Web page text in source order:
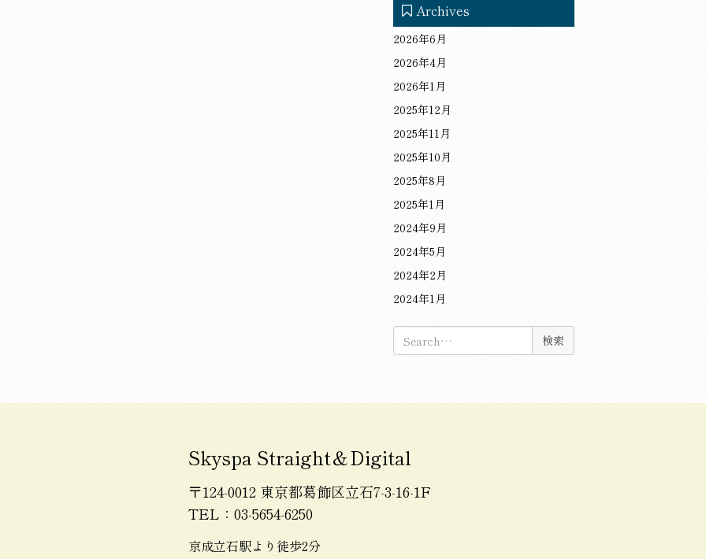
Archives
2026年6月
2026年4月
2026年1月
2025年12月
2025年11月
2025年10月
2025年8月
2025年1月
2024年9月
2024年5月
2024年2月
2024年1月
検
索:
Skyspa Straight＆Digital
〒124-0012 東京都葛飾区立石7-3-16-1F
TEL：03-5654-6250
京成立石駅より徒歩2分